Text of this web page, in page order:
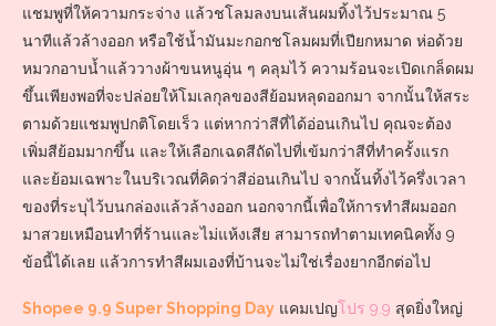
แชมพูที่ให้ความกระจ่าง แล้วชโลมลงบนเส้นผมทิ้งไว้ประมาณ 5
นาทีแล้วล้างออก หรือใช้น้ำมันมะกอกชโลมผมที่เปียกหมาด ห่อด้วย
หมวกอาบน้ำแล้ววางผ้าขนหนูอุ่น ๆ คลุมไว้ ความร้อนจะเปิดเกล็ดผม
ขึ้นเพียงพอที่จะปล่อยให้โมเลกุลของสีย้อมหลุดออกมา จากนั้นให้สระ
ตามด้วยแชมพูปกติโดยเร็ว แต่หากว่าสีที่ได้อ่อนเกินไป คุณจะต้อง
เพิ่มสีย้อมมากขึ้น และให้เลือกเฉดสีถัดไปที่เข้มกว่าสีที่ทำครั้งแรก
และย้อมเฉพาะในบริเวณที่คิดว่าสีอ่อนเกินไป จากนั้นทิ้งไว้ครึ่งเวลา
ของที่ระบุไว้บนกล่องแล้วล้างออก นอกจากนี้เพื่อให้การทำสีผมออก
มาสวยเหมือนทำที่ร้านและไม่แห้งเสีย สามารถทำตามเทคนิคทั้ง 9
ข้อนี้ได้เลย แล้วการทำสีผมเองที่บ้านจะไม่ใช่เรื่องยากอีกต่อไป
Shopee 9.9 Super Shopping Day แคมเปญโปร 9.9 สุดยิ่งใหญ่